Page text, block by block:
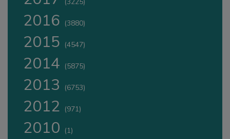
2016 (3880)
2015 (4547)
2014 (5875)
2013 (6753)
2012 (971)
2010 (1)